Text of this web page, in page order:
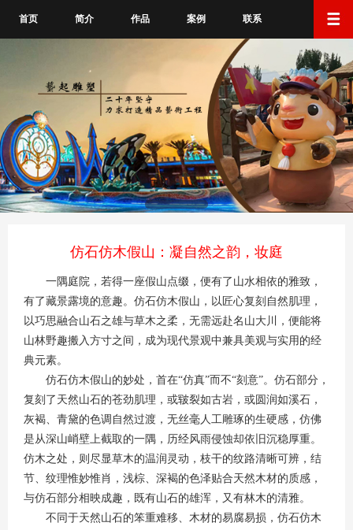
首页 简介 作品 案例 联系
仿石仿木假山：凝自然之韵，妆庭
一隅庭院，若得一座假山点缀，便有了山水相依的雅致，
有了藏景露境的意趣。仿石仿木假山，以匠心复刻自然肌理，
以巧思融合山石之雄与草木之柔，无需远赴名山大川，便能将
山林野趣搬入方寸之间，成为现代景观中兼具美观与实用的经
典元素。
仿石仿木假山的妙处，首在“仿真”而不“刻意”。仿石部分，
复刻了天然山石的苍劲肌理，或皲裂如古岩，或圆润如溪石，
灰褐、青黛的色调自然过渡，无丝毫人工雕琢的生硬感，仿佛
是从深山峭壁上截取的一隅，历经风雨侵蚀却依旧沉稳厚重。
仿木之处，则尽显草木的温润灵动，枝干的纹路清晰可辨，结
节、纹理惟妙惟肖，浅棕、深褐的色泽贴合天然木材的质感，
与仿石部分相映成趣，既有山石的雄浑，又有林木的清雅。
不同于天然山石的笨重难移、木材的易腐易损，仿石仿木